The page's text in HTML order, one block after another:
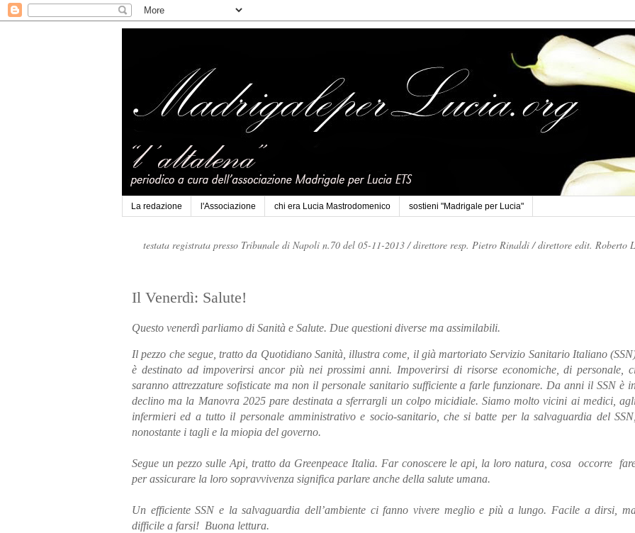
La redazione l'Associazione chi era Lucia Mastrodomenico sostieni "Madrigale per Lucia"
testata registrata presso Tribunale di Napoli n.70 del 05-11-2013 /direttore resp. Pietro Rinaldi /direttore edit. Roberto
Il Venerdì: Salute!
Questo venerdì parliamo di Sanità e Salute. Due questioni diverse ma assimilabili.
Il pezzo che segue, tratto da Quotidiano Sanità, illustra come, il già martoriato Servizio Sanitario Italiano
è destinato ad impoverirsi ancor più nei prossimi anni. Impoverirsi di risorse economiche, di personale,
saranno attrezzature sofisticate ma non il personale sanitario sufficiente a farle funzionare. Da anni il SSN è
declino ma la Manovra 2025 pare destinata a sferrargli un colpo micidiale. Siamo molto vicini ai medici,
infermieri ed a tutto il personale amministrativo e socio-sanitario, che si batte per la salvaguardia del SSN,
nonostante i tagli e la miopia del governo.
Segue un pezzo sulle Api, tratto da Greenpeace Italia. Far conoscere le api, la loro natura, cosa occorre
per assicurare la loro sopravvivenza significa parlare anche della salute umana.
Un efficiente SSN e la salvaguardia dell’ambiente ci fanno vivere meglio e più a lungo. Facile a dirsi,
difficile a farsi! Buona lettura.